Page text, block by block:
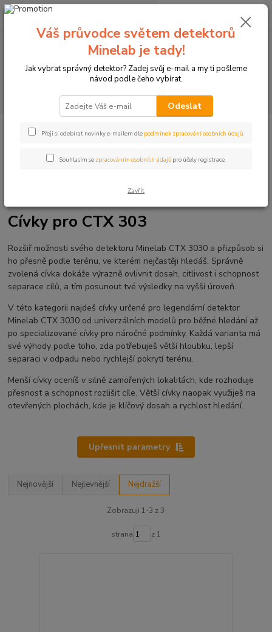
+420774877333
0 Kč
detektory kovů Minelab
Cívky pro CTX 303
Cívky pro CTX 303
Rozšiř možnosti svého detektoru Minelab CTX 3030 a přizpůsob si
ho přesně podle terénu, ve kterém nejčastěji hledáš. Správně
zvolená cívka dokáže výrazně ovlivnit dosah, citlivost i schopnost
separace cílů, a tím posunout tvé výsledky na vyšší úroveň.
V této kategorii najdeš cívky určené pro legendární detektor
Minelab CTX 3030 od univerzálních modelů pro běžné hledání až
po specializované cívky pro náročné podmínky. Každá varianta má
své výhody podle toho, zda potřebuješ větší hloubku, lepší
separaci v odpadu nebo rychlejší pokrytí terénu.
Menší cívky oceníš v silně zamořených lokalitách, kde rozhoduje
přesnost a schopnost rozlišit cíle. Větší cívky naopak využiješ na
otevřených plochách, kde je klíčový dosah a rychlost hledání.
Upřesnit parametry
Nejnovější Nejlevnější Nejdražší
Zobrazuji 1-3 z 3
strana z 1
Váš průvodce světem detektorů
Minelab je tady!
Jak vybrat správný detektor? Zadej svůj e-mail a my ti pošleme
návod podle čeho vybírat.
Odeslat
Přeji si odebírat novinky e-mailem dle podmínek zpracování osobních údajů.
Souhlasím se zpracováním osobních údajů pro účely registrace.
Zavřít